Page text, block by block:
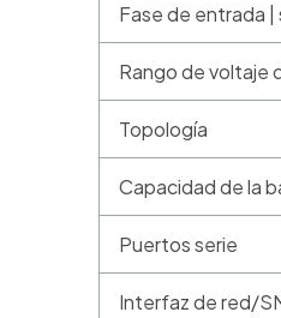
Fase de entrada |
Rango de voltaje
Topología
Capacidad de la
Puertos serie
Interfaz de red/